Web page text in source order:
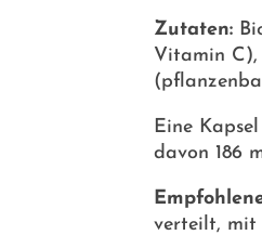
Zutaten:
Vitamin C),
Eine
davon 186
verteilt, mit